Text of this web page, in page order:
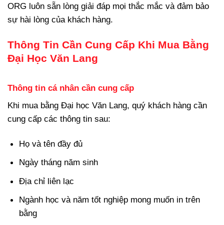
ORG luôn sẵn lòng giải đáp mọi thắc mắc và đảm bảo
sự hài lòng của khách hàng.
Thông Tin Cần Cung Cấp Khi Mua Bằng
Đại Học Văn Lang
Thông tin cá nhân cần cung cấp
Khi mua bằng Đại học Văn Lang, quý khách hàng cần
cung cấp các thông tin sau:
Họ và tên đầy đủ
Ngày tháng năm sinh
Địa chỉ liên lạc
Ngành học và năm tốt nghiệp mong muốn in trên
bằng